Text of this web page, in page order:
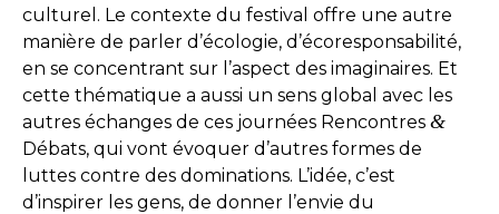
culturel. Le contexte du festival offre une autre
manière de parler d’écologie, d’écoresponsabilité,
en se concentrant sur l’aspect des imaginaires. Et
cette thématique a aussi un sens global avec les
autres échanges de ces journées Rencontres &
Débats, qui vont évoquer d’autres formes de
luttes contre des dominations. L’idée, c’est
d’inspirer les gens, de donner l’envie du